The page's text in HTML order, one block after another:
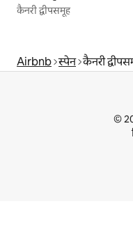
कैनरी द्वीपसमूह
Airbnb स्पेन कैनरी
©